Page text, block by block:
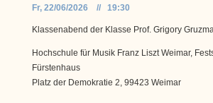
Fr, 22/06/2026 // 19:30
Klassenabend der Klasse Prof. Grigory
Hochschule für Musik Franz Liszt Weimar,
Fürstenhaus
Platz der Demokratie 2, 99423 Weimar